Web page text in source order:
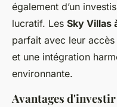
également d’un
lucratif. Les Sky Villas
parfait avec leur
et une intégration
environnante.
Avantages